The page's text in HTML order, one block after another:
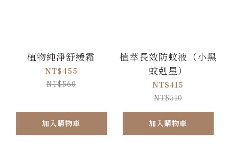
植物純淨舒緩霜
NT$455
NT$560
加入購物車
植萃長效防蚊液（小黑
蚊剋星）
NT$415
NT$510
加入購物車